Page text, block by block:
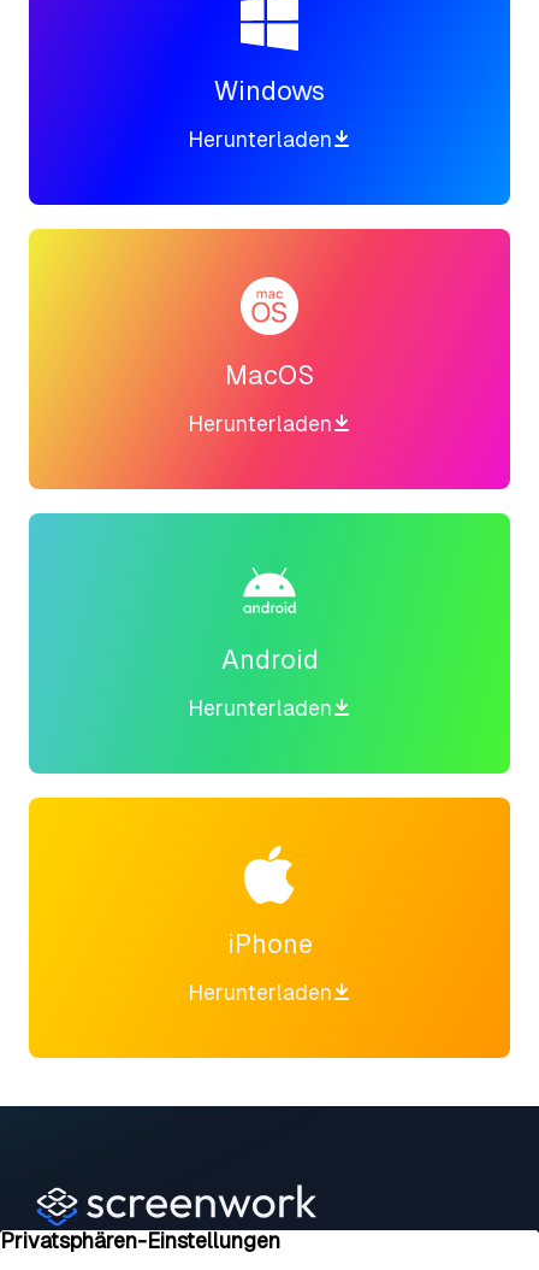
Windows
Herunterladen
MacOS
Herunterladen
Android
Herunterladen
iPhone
Herunterladen
Kundenstimmen